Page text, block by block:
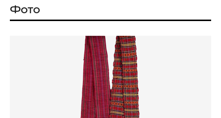
Фото